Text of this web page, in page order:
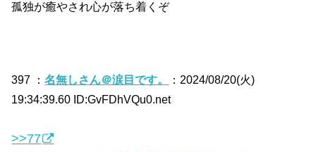
孤独が癒やされ心が落ち着くぞ
397 ：名無しさん＠涙目です。
：2024/08/20(火)
19:34:39.60 ID:GvFDhVQu0.net
>>77